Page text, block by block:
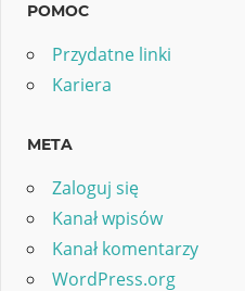
POMOC
Przydatne linki
Kariera
META
Zaloguj się
Kanał wpisów
Kanał komentarzy
WordPress.org